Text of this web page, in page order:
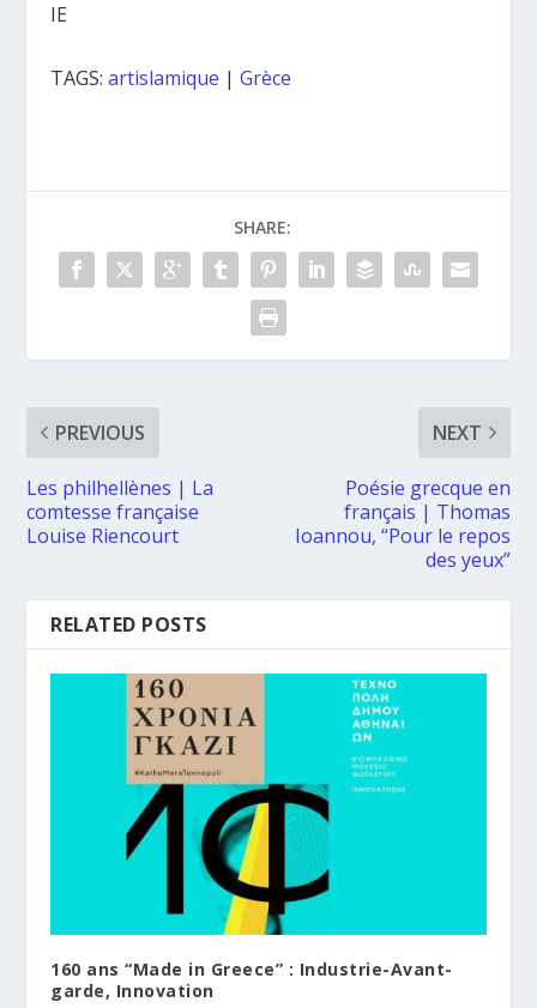
IE
TAGS:artislamique |Grèce
SHARE:
PREVIOUS
Les philhellènes | La
comtesse française
Louise Riencourt
NEXT
Poésie grecque en
français | Thomas
Ioannou, “Pour le repos
des yeux”
RELATED POSTS
160 ans “Made in Greece” : Industrie-Avant-
garde, Innovation